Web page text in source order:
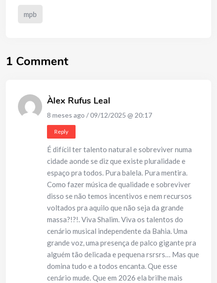
mpb
1 Comment
Àlex Rufus Leal
8 meses ago / 09/12/2025 @ 20:17
Reply
É difícil ter talento natural e sobreviver numa
cidade aonde se diz que existe pluralidade e
espaço pra todos. Pura balela. Pura mentira.
Como fazer música de qualidade e sobreviver
disso se não temos incentivos e nem recursos
voltados pra aquilo que não seja da grande
massa?!?!. Viva Shalim. Viva os talentos do
cenário musical independente da Bahia. Uma
grande voz, uma presença de palco gigante pra
alguém tão delicada e pequena rsrsrs… Mas que
domina tudo e a todos encanta. Que esse
cenário mude. Que em 2026 ela brilhe mais